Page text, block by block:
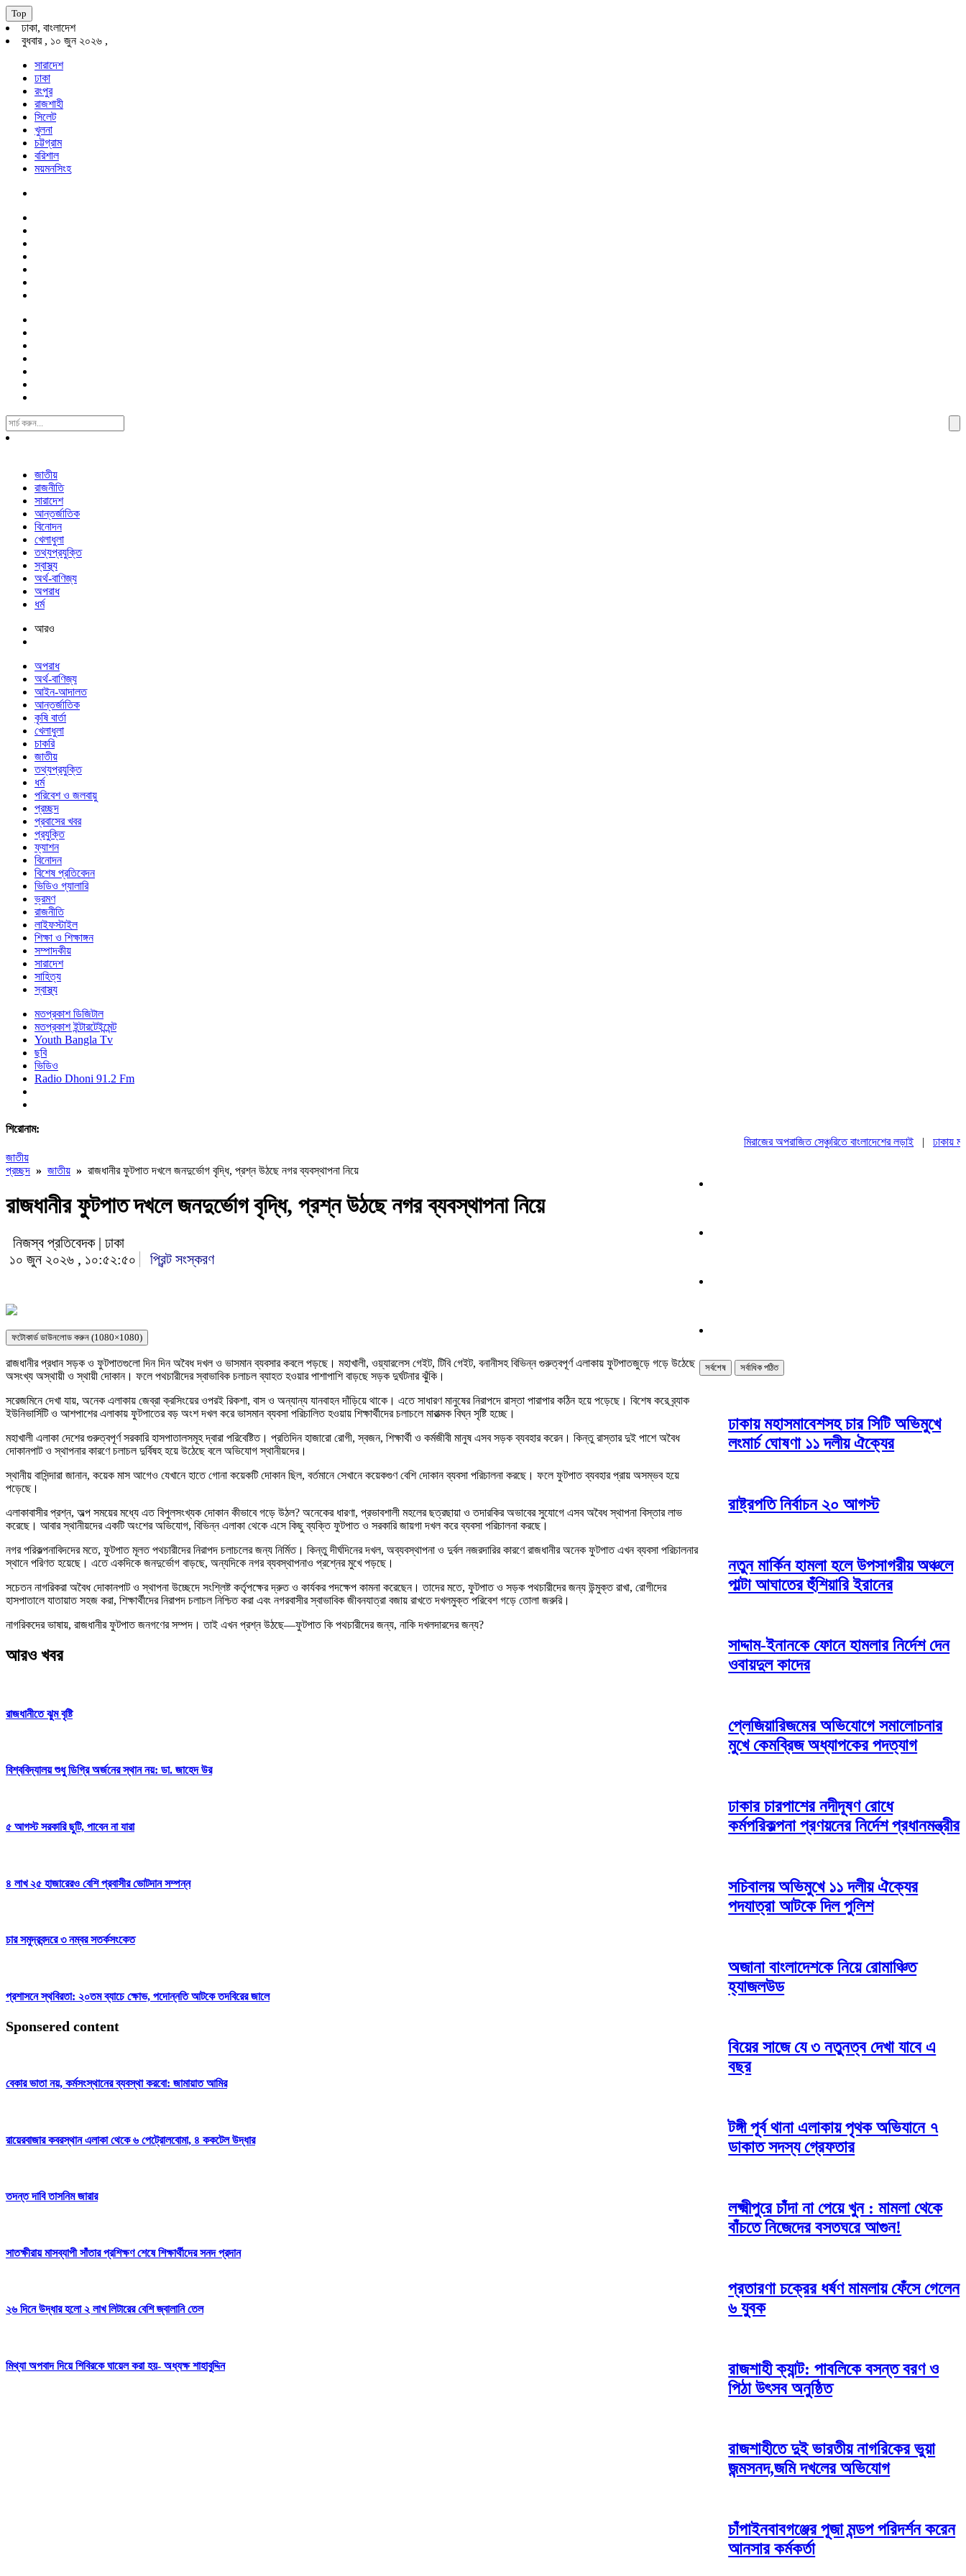
Top
ঢাকা, বাংলাদেশ
বুধবার , ১০ জুন ২০২৬ ,
সারাদেশ
ঢাকা
রংপুর
রাজশাহী
সিলেট
খুলনা
চট্টগ্রাম
বরিশাল
ময়মনসিংহ
Search
For:
জাতীয়
রাজনীতি
সারাদেশ
আন্তর্জাতিক
বিনোদন
খেলাধুলা
তথ্যপ্রযুক্তি
স্বাস্থ্য
অর্থ-বাণিজ্য
অপরাধ
ধর্ম
আরও
অপরাধ
অর্থ-বাণিজ্য
আইন-আদালত
আন্তর্জাতিক
কৃষি বার্তা
খেলাধুলা
চাকরি
জাতীয়
তথ্যপ্রযুক্তি
ধর্ম
পরিবেশ ও জলবায়ু
প্রচ্ছদ
প্রবাসের খবর
প্রযুক্তি
ফ্যাশন
বিনোদন
বিশেষ প্রতিবেদন
ভিডিও গ্যালারি
ভ্রমণ
রাজনীতি
লাইফস্টাইল
শিক্ষা ও শিক্ষাঙ্গন
সম্পাদকীয়
সারাদেশ
সাহিত্য
স্বাস্থ্য
মতপ্রকাশ ডিজিটাল
মতপ্রকাশ ইন্টারটেইন্মেন্ট
Youth Bangla Tv
ছবি
ভিডিও
Radio Dhoni 91.2 Fm
শিরোনাম:
মিরাজের অপরাজিত সেঞ্চুরিতে বাংলাদেশের লড়াই|ঢাকায়
জাতীয়
প্রচ্ছদ » জাতীয় » রাজধানীর ফুটপাত দখলে জনদুর্ভোগ বৃদ্ধি, প্রশ্ন উঠছে নগর ব্যবস্থাপনা নিয়ে
রাজধানীর ফুটপাত দখলে জনদুর্ভোগ বৃদ্ধি, প্রশ্ন উঠছে নগর ব্যবস্থাপনা নিয়ে
নিজস্ব প্রতিবেদক | ঢাকা
১০ জুন ২০২৬ , ১০:৫২:৫০
প্রিন্ট সংস্করণ
ফটোকার্ড ডাউনলোড করুন (1080×1080)
রাজধানীর প্রধান সড়ক ও ফুটপাতগুলো দিন দিন অবৈধ দখল ও ভাসমান ব্যবসার কবলে পড়ছে। মহাখালী, ওয়্যারলেস গেইট, টিবি গেইট, বনানীসহ বিভিন্ন গুরুত্বপূর্ণ এলাকায় ফুটপাতজুড়ে গড়ে উঠেছে
অসংখ্য অস্থায়ী ও স্থায়ী দোকান। ফলে পথচারীদের স্বাভাবিক চলাচল ব্যাহত হওয়ার পাশাপাশি বাড়ছে সড়ক দুর্ঘটনার ঝুঁকি।
সরেজমিনে দেখা যায়, অনেক এলাকায় জেব্রা ক্রসিংয়ের ওপরই রিকশা, বাস ও অন্যান্য যানবাহন দাঁড়িয়ে থাকে। এতে সাধারণ মানুষের নিরাপদে রাস্তা পারাপার কঠিন হয়ে পড়েছে। বিশেষ করে ব্র্যাক
ইউনিভার্সিটি ও আশপাশের এলাকায় ফুটপাতের বড় অংশ দখল করে ভাসমান ব্যবসা পরিচালিত হওয়ায় শিক্ষার্থীদের চলাচলে মারাত্মক বিঘ্ন সৃষ্টি হচ্ছে।
মহাখালী এলাকা দেশের গুরুত্বপূর্ণ সরকারি হাসপাতালসমূহ দ্বারা পরিবেষ্টিত। প্রতিদিন হাজারো রোগী, স্বজন, শিক্ষার্থী ও কর্মজীবী মানুষ এসব সড়ক ব্যবহার করেন। কিন্তু রাস্তার দুই পাশে অবৈধ
দোকানপাট ও স্থাপনার কারণে চলাচল দুর্বিষহ হয়ে উঠেছে বলে অভিযোগ স্থানীয়দের।
স্থানীয় বাসিন্দারা জানান, কয়েক মাস আগেও যেখানে হাতে গোনা কয়েকটি দোকান ছিল, বর্তমানে সেখানে কয়েকগুণ বেশি দোকান ব্যবসা পরিচালনা করছে। ফলে ফুটপাত ব্যবহার প্রায় অসম্ভব হয়ে
পড়েছে।
এলাকাবাসীর প্রশ্ন, অল্প সময়ের মধ্যে এত বিপুলসংখ্যক দোকান কীভাবে গড়ে উঠল? অনেকের ধারণা, প্রভাবশালী মহলের ছত্রছায়া ও তদারকির অভাবের সুযোগে এসব অবৈধ স্থাপনা বিস্তার লাভ
করেছে। আবার স্থানীয়দের একটি অংশের অভিযোগ, বিভিন্ন এলাকা থেকে এসে কিছু ব্যক্তি ফুটপাত ও সরকারি জায়গা দখল করে ব্যবসা পরিচালনা করছে।
নগর পরিকল্পনাবিদদের মতে, ফুটপাত মূলত পথচারীদের নিরাপদ চলাচলের জন্য নির্মিত। কিন্তু দীর্ঘদিনের দখল, অব্যবস্থাপনা ও দুর্বল নজরদারির কারণে রাজধানীর অনেক ফুটপাত এখন ব্যবসা পরিচালনার
স্থানে পরিণত হয়েছে। এতে একদিকে জনদুর্ভোগ বাড়ছে, অন্যদিকে নগর ব্যবস্থাপনাও প্রশ্নের মুখে পড়ছে।
সচেতন নাগরিকরা অবৈধ দোকানপাট ও স্থাপনা উচ্ছেদে সংশ্লিষ্ট কর্তৃপক্ষের দ্রুত ও কার্যকর পদক্ষেপ কামনা করেছেন। তাদের মতে, ফুটপাত ও সড়ক পথচারীদের জন্য উন্মুক্ত রাখা, রোগীদের
হাসপাতালে যাতায়াত সহজ করা, শিক্ষার্থীদের নিরাপদ চলাচল নিশ্চিত করা এবং নগরবাসীর স্বাভাবিক জীবনযাত্রা বজায় রাখতে দখলমুক্ত পরিবেশ গড়ে তোলা জরুরি।
নাগরিকদের ভাষায়, রাজধানীর ফুটপাত জনগণের সম্পদ। তাই এখন প্রশ্ন উঠছে—ফুটপাত কি পথচারীদের জন্য, নাকি দখলদারদের জন্য?
আরও খবর
রাজধানীতে ঝুম বৃষ্টি
বিশ্ববিদ্যালয় শুধু ডিগ্রি অর্জনের স্থান নয়: ডা. জাহেদ উর
৫ আগস্ট সরকারি ছুটি, পাবেন না যারা
৪ লাখ ২৫ হাজারেরও বেশি প্রবাসীর ভোটদান সম্পন্ন
চার সমুদ্রবন্দরে ৩ নম্বর সতর্কসংকেত
প্রশাসনে স্থবিরতা: ২০তম ব্যাচে ক্ষোভ, পদোন্নতি আটকে তদবিরের জালে
Sponsered content
বেকার ভাতা নয়, কর্মসংস্থানের ব্যবস্থা করবো: জামায়াত আমির
রায়েরবাজার কবরস্থান এলাকা থেকে ৬ পেট্রোলবোমা, ৪ ককটেল উদ্ধার
তদন্ত দাবি তাসনিম জারার
সাতক্ষীরায় মাসব্যাপী সাঁতার প্রশিক্ষণ শেষে শিক্ষার্থীদের সনদ প্রদান
২৬ দিনে উদ্ধার হলো ২ লাখ লিটারের বেশি জ্বালানি তেল
মিথ্যা অপবাদ দিয়ে শিবিরকে ঘায়েল করা হয়- অধ্যক্ষ শাহাবুদ্দিন
সর্বশেষ সর্বাধিক পঠিত
ঢাকায় মহাসমাবেশসহ চার সিটি অভিমুখে
লংমার্চ ঘোষণা ১১ দলীয় ঐক্যের
রাষ্ট্রপতি নির্বাচন ২০ আগস্ট
নতুন মার্কিন হামলা হলে উপসাগরীয় অঞ্চলে
পাল্টা আঘাতের হুঁশিয়ারি ইরানের
সাদ্দাম-ইনানকে ফোনে হামলার নির্দেশ দেন
ওবায়দুল কাদের
প্লেজিয়ারিজমের অভিযোগে সমালোচনার
মুখে কেমব্রিজ অধ্যাপকের পদত্যাগ
ঢাকার চারপাশের নদীদূষণ রোধে
কর্মপরিকল্পনা প্রণয়নের নির্দেশ প্রধানমন্ত্রীর
সচিবালয় অভিমুখে ১১ দলীয় ঐক্যের
পদযাত্রা আটকে দিল পুলিশ
অজানা বাংলাদেশকে নিয়ে রোমাঞ্চিত
হ্যাজলউড
বিয়ের সাজে যে ৩ নতুনত্ব দেখা যাবে এ
বছর
টঙ্গী পূর্ব থানা এলাকায় পৃথক অভিযানে ৭
ডাকাত সদস্য গ্রেফতার
লক্ষ্মীপুরে চাঁদা না পেয়ে খুন : মামলা থেকে
বাঁচতে নিজেদের বসতঘরে আগুন!
প্রতারণা চক্রের ধর্ষণ মামলায় ফেঁসে গেলেন
৬ যুবক
রাজশাহী ক্যান্ট: পাবলিকে বসন্ত বরণ ও
পিঠা উৎসব অনুষ্ঠিত
রাজশাহীতে দুই ভারতীয় নাগরিকের ভুয়া
জন্মসনদ,জমি দখলের অভিযোগ
চাঁপাইনবাবগঞ্জের পূজা মন্ডপ পরিদর্শন করেন
আনসার কর্মকর্তা